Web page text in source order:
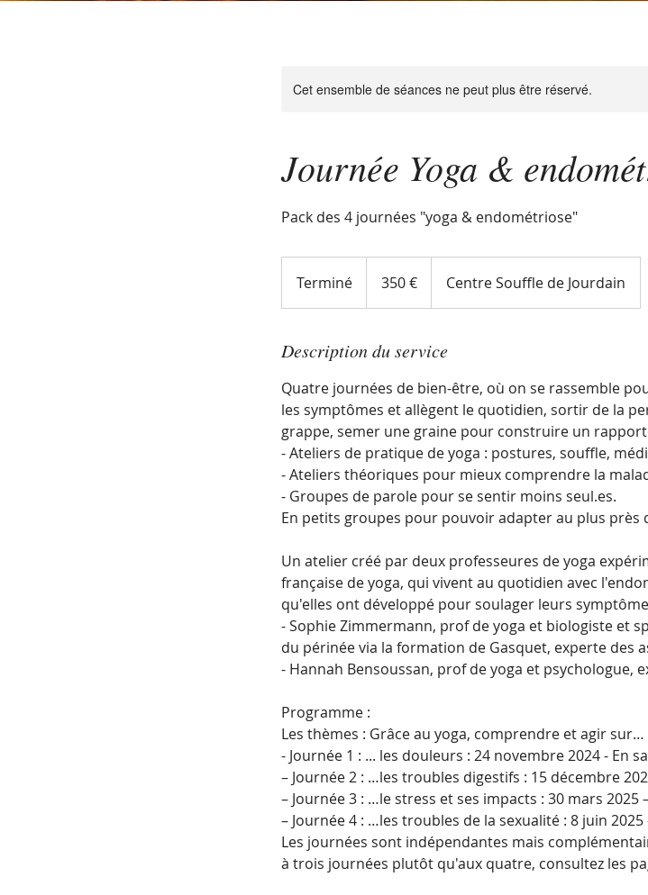
Cet ensemble de séances ne peut plus être réservé.
Journée Yoga &
Pack des 4 journées "yoga & endométriose"
Terminé
e
m
n
é
350 € Centre Souffle de Jourdain
Description du service
Quatre journées de bien-être, où on se rassemble
les symptômes et allègent le quotidien, sortir de la
grappe, semer une graine pour construire un
- Ateliers de pratique de yoga : postures, souffle,
- Ateliers théoriques pour mieux comprendre la
- Groupes de parole pour se sentir moins seul.es.
En petits groupes pour pouvoir adapter au plus près
Un atelier créé par deux professeures de yoga
française de yoga, qui vivent au quotidien avec
qu'elles ont développé pour soulager leurs
- Sophie Zimmermann, prof de yoga et biologiste et
du périnée via la formation de Gasquet, experte des
- Hannah Bensoussan, prof de yoga et psychologue,
Programme :
Les thèmes : Grâce au yoga, comprendre et agir sur…
- Journée 1 : ... les douleurs : 24 novembre 2024 - En
– Journée 2 : …les troubles digestifs : 15 décembre
– Journée 3 : …le stress et ses impacts : 30 mars 2025
– Journée 4 : …les troubles de la sexualité : 8 juin 2025
Les journées sont indépendantes mais
à trois journées plutôt qu'aux quatre, consultez les